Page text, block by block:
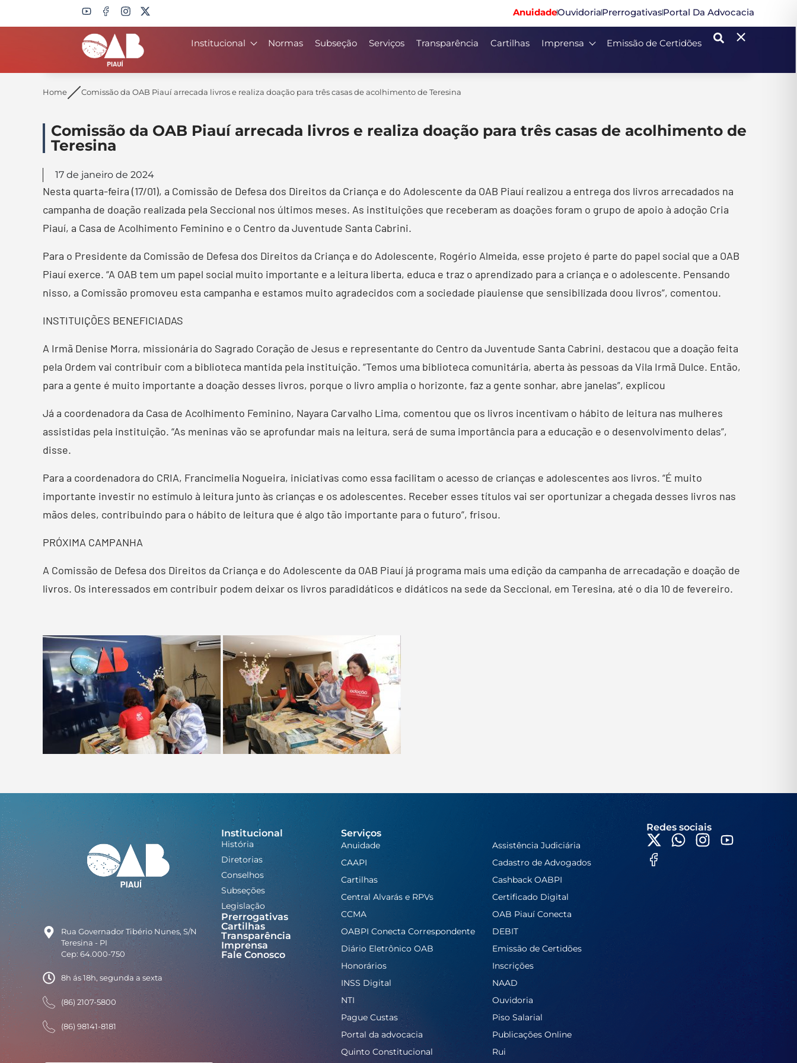
AnuidadeOuvidoriaPrerrogativasPortal Da Advocacia
Institucional Normas Subseção Serviços Transparência Cartilhas Imprensa Emissão de Certidões
Search
Home Comissão da OAB Piauí arrecada livros e realiza doação para três casas de acolhimento de Teresina
Comissão da OAB Piauí arrecada livros e realiza doação para três casas de acolhimento de
Teresina
17 de janeiro de 2024
Nesta quarta-feira (17/01), a Comissão de Defesa dos Direitos da Criança e do Adolescente da OAB Piauí realizou a entrega dos livros arrecadados na
campanha de doação realizada pela Seccional nos últimos meses. As instituições que receberam as doações foram o grupo de apoio à adoção Cria
Piauí, a Casa de Acolhimento Feminino e o Centro da Juventude Santa Cabrini.
Para o Presidente da Comissão de Defesa dos Direitos da Criança e do Adolescente, Rogério Almeida, esse projeto é parte do papel social que a OAB
Piauí exerce. “A OAB tem um papel social muito importante e a leitura liberta, educa e traz o aprendizado para a criança e o adolescente. Pensando
nisso, a Comissão promoveu esta campanha e estamos muito agradecidos com a sociedade piauiense que sensibilizada doou livros”, comentou.
INSTITUIÇÕES BENEFICIADAS
A Irmã Denise Morra, missionária do Sagrado Coração de Jesus e representante do Centro da Juventude Santa Cabrini, destacou que a doação feita
pela Ordem vai contribuir com a biblioteca mantida pela instituição. “Temos uma biblioteca comunitária, aberta às pessoas da Vila Irmã Dulce. Então,
para a gente é muito importante a doação desses livros, porque o livro amplia o horizonte, faz a gente sonhar, abre janelas”, explicou
Já a coordenadora da Casa de Acolhimento Feminino, Nayara Carvalho Lima, comentou que os livros incentivam o hábito de leitura nas mulheres
assistidas pela instituição. “As meninas vão se aprofundar mais na leitura, será de suma importância para a educação e o desenvolvimento delas”,
disse.
Para a coordenadora do CRIA, Francimelia Nogueira, iniciativas como essa facilitam o acesso de crianças e adolescentes aos livros. “É muito
importante investir no estímulo à leitura junto às crianças e os adolescentes. Receber esses títulos vai ser oportunizar a chegada desses livros nas
mãos deles, contribuindo para o hábito de leitura que é algo tão importante para o futuro”, frisou.
PRÓXIMA CAMPANHA
A Comissão de Defesa dos Direitos da Criança e do Adolescente da OAB Piauí já programa mais uma edição da campanha de arrecadação e doação de
livros. Os interessados em contribuir podem deixar os livros paradidáticos e didáticos na sede da Seccional, em Teresina, até o dia 10 de fevereiro.
Rua Governador Tibério Nunes, S/N
Teresina - PI
Cep: 64.000-750
8h ás 18h, segunda a sexta
(86) 2107-5800
(86) 98141-8181
Institucional
História
Diretorias
Conselhos
Subseções
Legislação
Prerrogativas
Cartilhas
Transparência
Imprensa
Fale Conosco
Serviços
Anuidade
Assistência Judiciária
CAAPI
Cadastro de Advogados
Cartilhas
Cashback OABPI
Central Alvarás e RPVs
Certificado Digital
CCMA
OAB Piauí Conecta
OABPI Conecta Correspondente
DEBIT
Diário Eletrônico OAB
Emissão de Certidões
Honorários
Inscrições
INSS Digital
NAAD
NTI
Ouvidoria
Pague Custas
Piso Salarial
Portal da advocacia
Publicações Online
Quinto Constitucional
Rui
Redes sociais